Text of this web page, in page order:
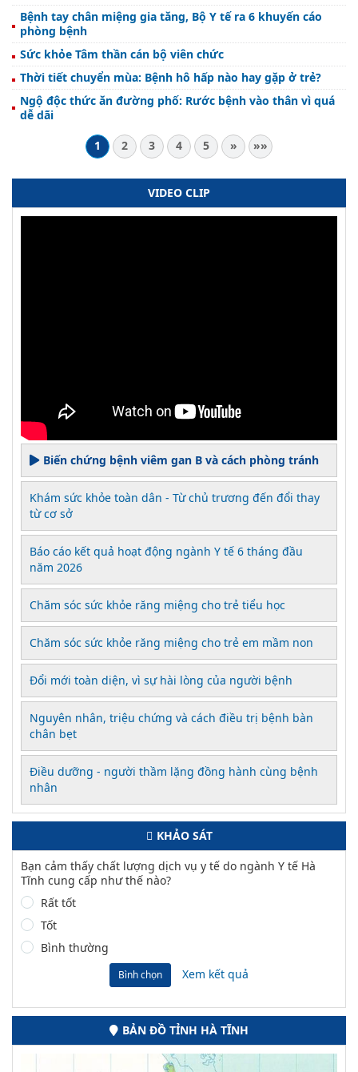
Bệnh tay chân miệng gia tăng, Bộ Y tế ra 6 khuyến cáo
phòng bệnh
Sức khỏe Tâm thần cán bộ viên chức
Thời tiết chuyển mùa: Bệnh hô hấp nào hay gặp ở trẻ?
Ngộ độc thức ăn đường phố: Rước bệnh vào thân vì quá
dễ dãi
1
2 3 4 5 » »»
VIDEO CLIP
Biến chứng bệnh viêm gan B và cách phòng tránh
Khám sức khỏe toàn dân - Từ chủ trương đến đổi thay
từ cơ sở
Báo cáo kết quả hoạt động ngành Y tế 6 tháng đầu
năm 2026
Chăm sóc sức khỏe răng miệng cho trẻ tiểu học
Chăm sóc sức khỏe răng miệng cho trẻ em mầm non
Đổi mới toàn diện, vì sự hài lòng của người bệnh
Nguyên nhân, triệu chứng và cách điều trị bệnh bàn
chân bẹt
Điều dưỡng - người thầm lặng đồng hành cùng bệnh
nhân
KHẢO SÁT
Bạn cảm thấy chất lượng dịch vụ y tế do ngành Y tế Hà
Tĩnh cung cấp như thế nào?
Rất tốt
Tốt
Bình thường
Bình chọn Xem kết quả
BẢN ĐỒ TỈNH HÀ TĨNH